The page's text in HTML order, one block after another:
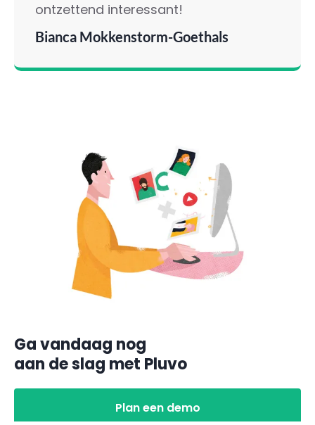
ontzettend interessant!
Bianca Mokkenstorm-Goethals
Ga vandaag nog
aan de slag met Pluvo
Plan een demo